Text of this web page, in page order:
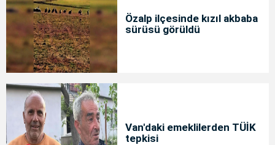
Özalp ilçesinde kızıl akbaba
sürüsü görüldü
Van'daki emeklilerden TÜİK
tepkisi